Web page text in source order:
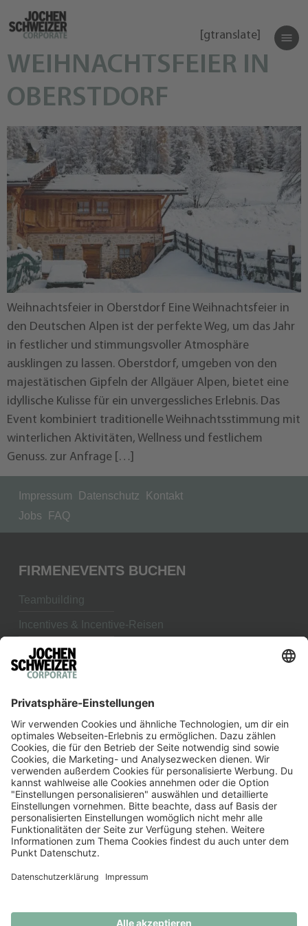
[gtranslate]
WEIHNACHTSFEIER IN
OBERSTDORF
Weihnachtsfeier in Oberstdorf Eine Weihnachtsfeier in
den Deutschen Alpen ist der perfekte Weg, um das Jahr
in festlicher und stimmungsvoller Atmosphäre
ausklingen zu lassen. Oberstdorf, umgeben von den
majestätischen Gipfeln der Allgäuer Alpen, bietet eine
idyllische Kulisse für ein unvergessliches Erlebnis. Das
Event kombiniert traditionelle Weihnachtsstimmung mit
winterlichen Aktivitäten, Wellness und festlichem
Genuss. zur Anfrage […]
Impressum Datenschutz
Kontakt
Jobs
FAQ
FIRMENEVENTS BUCHEN
Teambuilding
Incentives & Incentive-Reisen
Betriebsausflug
Erlebnis bringt Ergebnis
JOCHEN SCHWEIZER ARENA
Teambuilding in München
Weihnachtsfeier in München
Firmenfeier in München
Corporate Event Solutions GmbH
82024 Taufkirchen bei München
Ⓒ 2023 ALL RIGHTS ARE RESERVED